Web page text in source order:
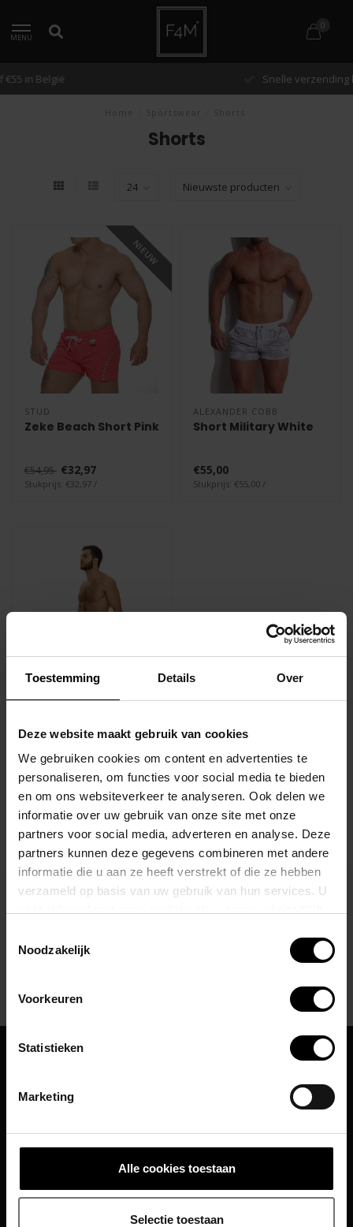
Toestemming Details Over
Deze website maakt gebruik van cookies
We gebruiken cookies om content en advertenties te
personaliseren, om functies voor social media te bieden
en om ons websiteverkeer te analyseren. Ook delen we
informatie over uw gebruik van onze site met onze
partners voor social media, adverteren en analyse. Deze
partners kunnen deze gegevens combineren met andere
informatie die u aan ze heeft verstrekt of die ze hebben
verzameld op basis van uw gebruik van hun services. U
Noodzakelijk
Voorkeuren
Statistieken
Marketing
Alle cookies toestaan
Selectie toestaan
MENU
0
Snelle verzending binnen 48 uur
Shorts
NIEUW
STUD
Zeke Beach Short Pink
€54,95 €32,97
Stukprijs: €32,97 /
ALEXANDER COBB
Short Military White
€55,00
Stukprijs: €55,00 /
Olympus Mini Short
€49,95
Abonneer je op onze nieuwsbrief